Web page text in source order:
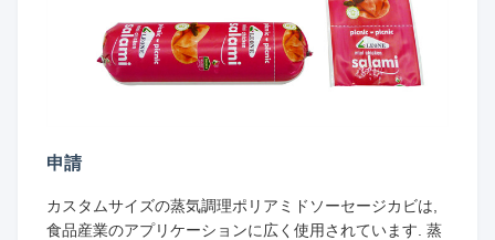
申請
カスタムサイズの蒸気調理ポリアミドソーセージカビは,
食品産業のアプリケーションに広く使用されています. 蒸